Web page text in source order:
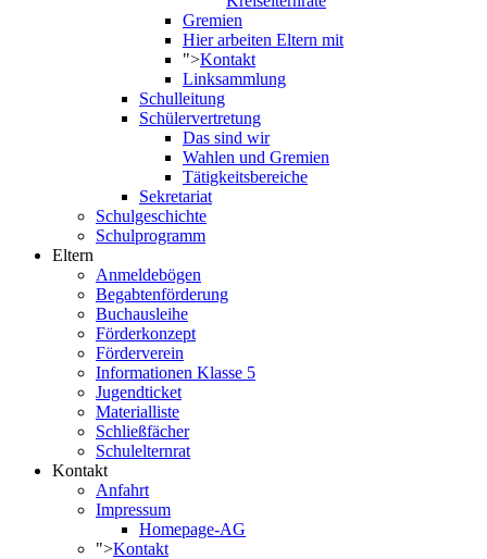
Gremien
Hier arbeiten Eltern mit
">Kontakt
Linksammlung
Schulleitung
Schülervertretung
Das sind wir
Wahlen und Gremien
Tätigkeitsbereiche
Sekretariat
Schulgeschichte
Schulprogramm
Eltern
Anmeldebögen
Begabtenförderung
Buchausleihe
Förderkonzept
Förderverein
Informationen Klasse 5
Jugendticket
Materialliste
Schließfächer
Schulelternrat
Kontakt
Anfahrt
Impressum
Homepage-AG
">Kontakt